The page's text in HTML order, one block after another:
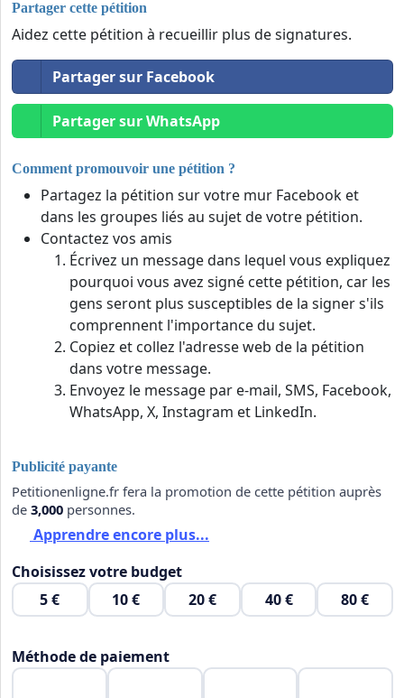
Partager cette pétition
Aidez cette pétition à recueillir plus de signatures.
Partager sur Facebook
Partager sur WhatsApp
Comment promouvoir une pétition ?
Partagez la pétition sur votre mur Facebook et
dans les groupes liés au sujet de votre pétition.
Contactez vos amis
Écrivez un message dans lequel vous expliquez
pourquoi vous avez signé cette pétition, car les
gens seront plus susceptibles de la signer s'ils
comprennent l'importance du sujet.
Copiez et collez l'adresse web de la pétition
dans votre message.
Envoyez le message par e-mail, SMS, Facebook,
WhatsApp, X, Instagram et LinkedIn.
Publicité payante
Petitionenligne.fr fera la promotion de cette pétition auprès
de 3,000 personnes.
Apprendre encore plus...
Choisissez votre budget
5 €
10 € 20 € 40 € 80 €
Méthode de paiement